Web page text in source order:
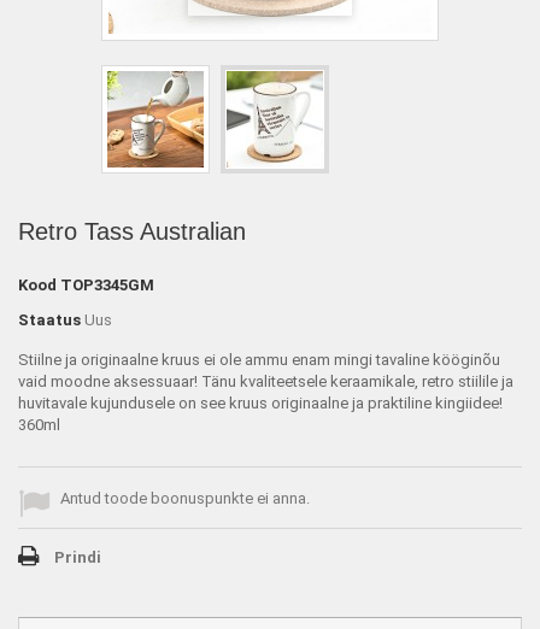
Retro Tass Australian
Kood TOP3345GM
Staatus Uus
Stiilne ja originaalne kruus ei ole ammu enam mingi tavaline kööginõu
vaid moodne aksessuaar! Tänu kvaliteetsele keraamikale, retro stiilile ja
huvitavale kujundusele on see kruus originaalne ja praktiline kingiidee!
360ml
Antud toode boonuspunkte ei anna.
Prindi